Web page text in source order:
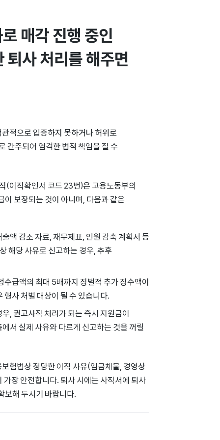
매각 진행 중인
사 처리를 해주면
적으로 입증하지 못하거나 허위로
간주되어 엄격한 법적 책임을 질 수
(이직확인서 코드 23번)은 고용노동부의
보장되는 것이 아니며, 다음과 같은
액 감소 자료, 재무제표, 인원 감축 계획서 등
해당 사유로 신고하는 경우, 추후
급액의 최대 5배까지 징벌적 추가 징수액이
사 처벌 대상이 될 수 있습니다.
, 권고사직 처리가 되는 즉시 지원금이
서 실제 사유와 다르게 신고하는 것을 꺼릴
험법상 정당한 이직 사유(임금체불, 경영상
장 안전합니다. 퇴사 시에는 사직서에 퇴사
보해 두시기 바랍니다.